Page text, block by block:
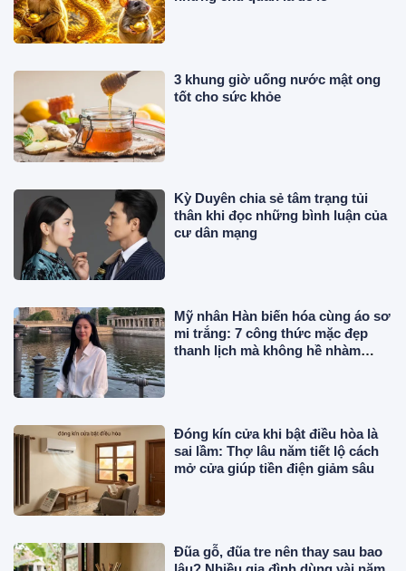
3 khung giờ uống nước mật ong
tốt cho sức khỏe
Kỳ Duyên chia sẻ tâm trạng tủi
thân khi đọc những bình luận của
cư dân mạng
Mỹ nhân Hàn biến hóa cùng áo sơ
mi trắng: 7 công thức mặc đẹp
thanh lịch mà không hề nhàm
Đóng kín cửa khi bật điều hòa là
sai lầm: Thợ lâu năm tiết lộ cách
mở cửa giúp tiền điện giảm sâu
Đũa gỗ, đũa tre nên thay sau bao